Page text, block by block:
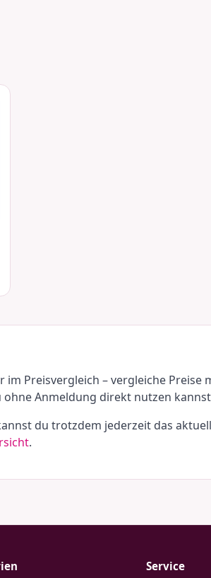
im Preisvergleich – vergleiche Preise
Anmeldung direkt nutzen
du trotzdem jederzeit das
.
Service